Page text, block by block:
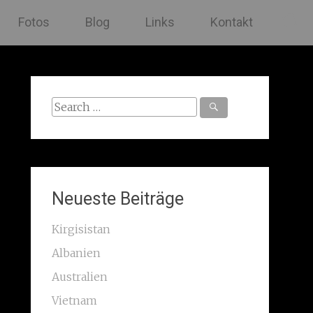
Fotos Blog Links Kontakt
Search
Neueste Beiträge
Kirgisistan
Albanien
Australien
Vietnam